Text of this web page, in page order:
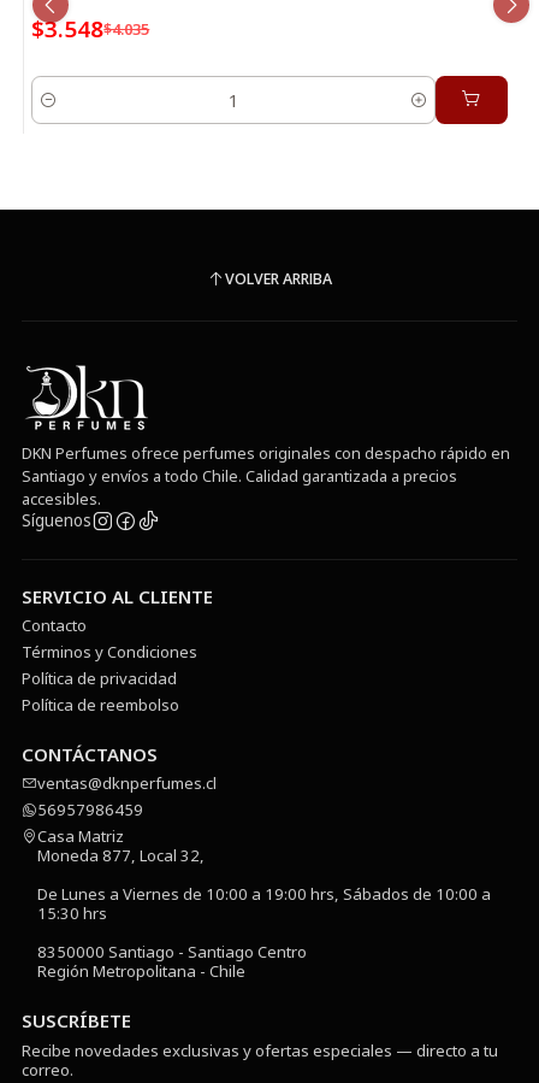
$3.548$4.035
Cantidad
VOLVER ARRIBA
DKN Perfumes ofrece perfumes originales con despacho rápido en
Santiago y envíos a todo Chile. Calidad garantizada a precios
accesibles.
Síguenos
SERVICIO AL CLIENTE
Contacto
Términos y Condiciones
Política de privacidad
Política de reembolso
CONTÁCTANOS
ventas@dknperfumes.cl
56957986459
Casa Matriz
Moneda 877, Local 32,
De Lunes a Viernes de 10:00 a 19:00 hrs, Sábados de 10:00 a
15:30 hrs
8350000 Santiago - Santiago Centro
Región Metropolitana - Chile
SUSCRÍBETE
Recibe novedades exclusivas y ofertas especiales — directo a tu
correo.